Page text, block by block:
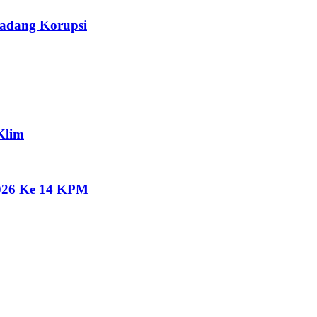
Korupsi
Ke 14 KPM